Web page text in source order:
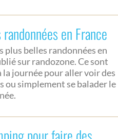
en France
plus belles randonnées en
sur randozone. Ce sont
la journée pour aller voir des
ou simplement se balader le